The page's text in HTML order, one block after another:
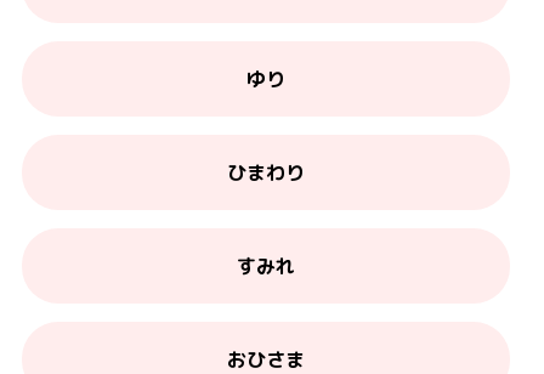
ゆり
ひまわり
すみれ
おひさま